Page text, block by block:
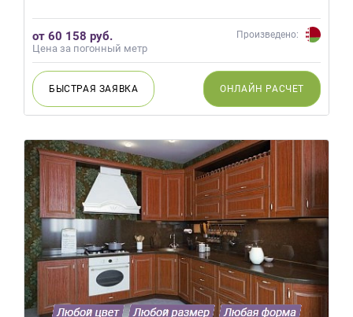
от 60 158 руб.
Цена за погонный метр
Произведено:
БЫСТРАЯ ЗАЯВКА ОНЛАЙН РАСЧЕТ